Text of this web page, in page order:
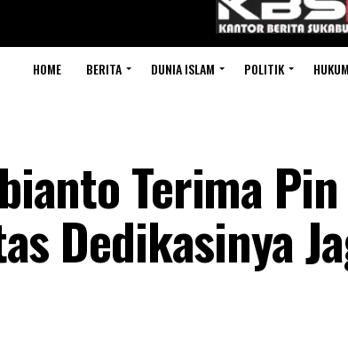
HOME BERITA DUNIA ISLAM POLITIK
Terima
Dedikasinya